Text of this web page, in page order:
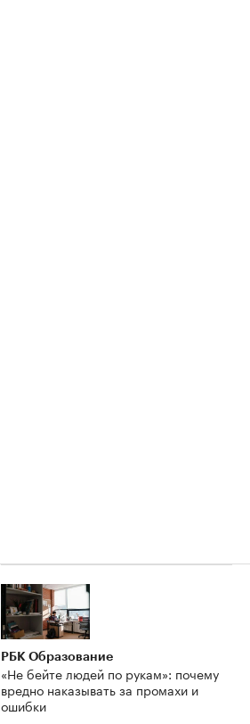
РБК Образование
«Не бейте людей по рукам»: почему
вредно наказывать за промахи и
ошибки